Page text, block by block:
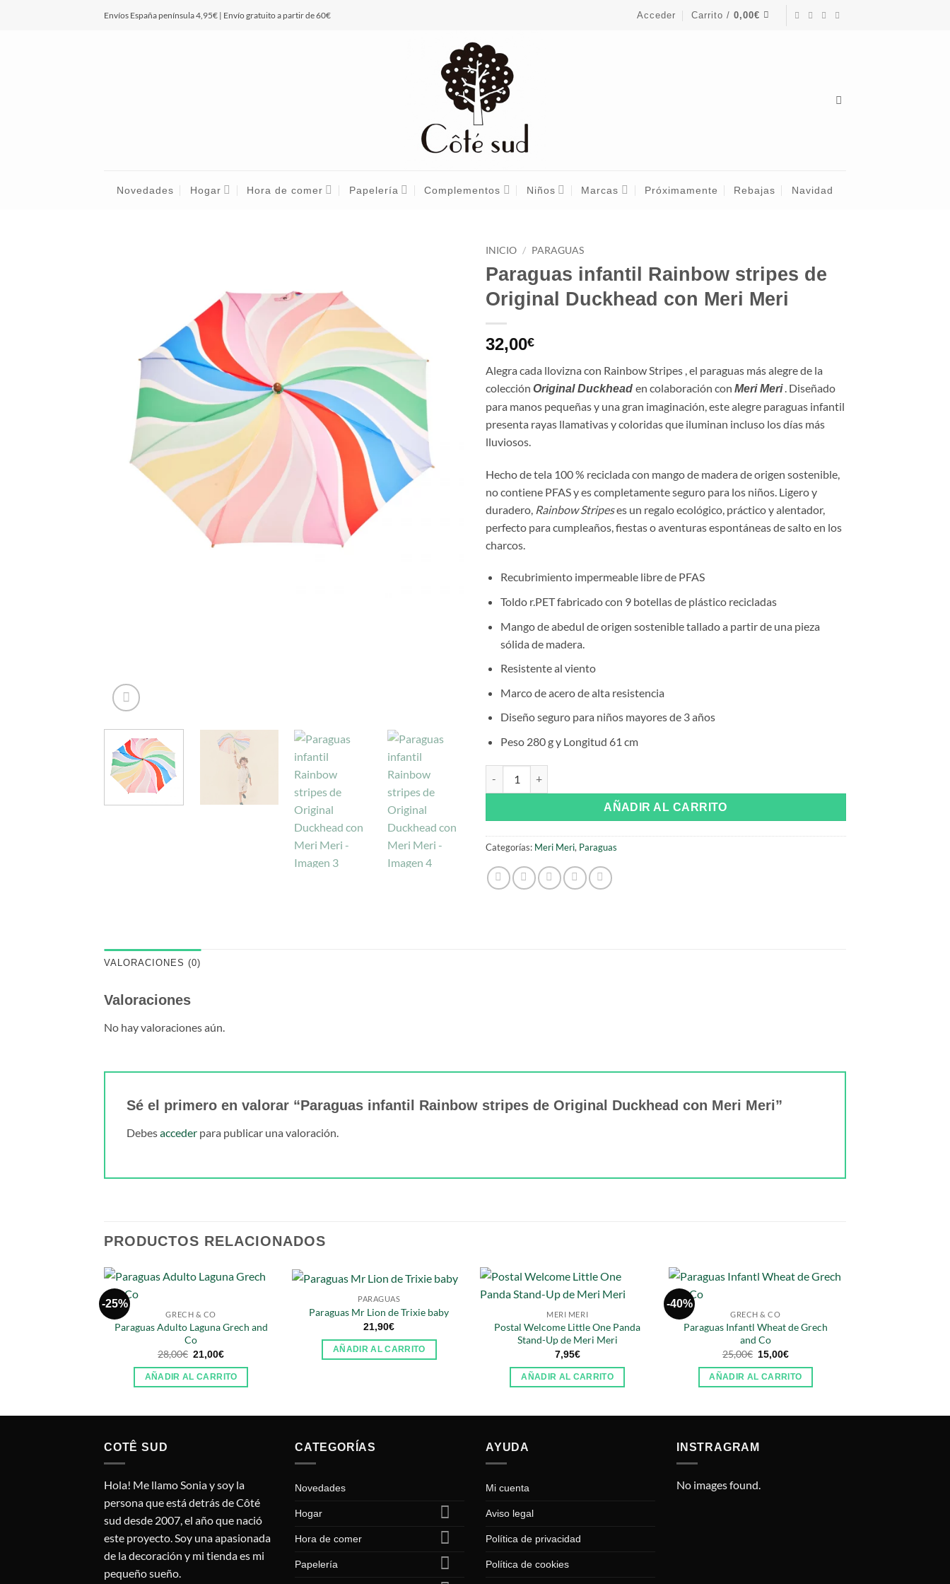
Envíos España península 4,95€ | Envío gratuito a partir de 60€ Acceder Carrito /0,00€
Novedades Hogar Hora de comer Papelería Complementos Niños Marcas Próximamente Rebajas Navidad
INICIO / PARAGUAS
Paraguas infantil Rainbow stripes de
Original Duckhead con Meri Meri
32,00€
Alegra cada llovizna con Rainbow Stripes , el paraguas más alegre de la
colección Original Duckhead en colaboración con Meri Meri. Diseñado
para manos pequeñas y una gran imaginación, este alegre paraguas infantil
presenta rayas llamativas y coloridas que iluminan incluso los días más
lluviosos.
Hecho de tela 100 % reciclada con mango de madera de origen sostenible,
no contiene PFAS y es completamente seguro para los niños. Ligero y
duradero, Rainbow Stripeses un regalo ecológico, práctico y alentador,
perfecto para cumpleaños, fiestas o aventuras espontáneas de salto en los
charcos.
Recubrimiento impermeable libre de PFAS
Toldo r.PET fabricado con 9 botellas de plástico recicladas
Mango de abedul de origen sostenible tallado a partir de una pieza
sólida de madera.
Resistente al viento
Marco de acero de alta resistencia
Diseño seguro para niños mayores de 3 años
Peso 280 g y Longitud 61 cm
AÑADIR AL CARRITO
Categorías: Meri Meri, Paraguas
VALORACIONES (0)
Valoraciones
No hay valoraciones aún.
Sé el primero en valorar “Paraguas infantil Rainbow stripes de Original Duckhead con Meri Meri”
Debesacceder para publicar una valoración.
PRODUCTOS RELACIONADOS
-25%
GRECH & CO
Paraguas Adulto Laguna Grech and
Co
28,00€ El
precio
original
era:
21,00€El
actual
es:
AÑADIR AL CARRITO
PARAGUAS
Paraguas Mr Lion de Trixie baby
21,90€
AÑADIR AL CARRITO
MERI MERI
Postal Welcome Little One Panda
Stand-Up de Meri Meri
7,95€
AÑADIR AL CARRITO
-40%
GRECH & CO
Paraguas Infantl Wheat de Grech
and Co
25,00€ El
precio
original
era:
15,00€El
actual
es:
AÑADIR AL CARRITO
COTÊ SUD
Hola! Me llamo Sonia y soy la
persona que está detrás de Côté
sud desde 2007, el año que nació
este proyecto. Soy una apasionada
de la decoración y mi tienda es mi
pequeño sueño.
CATEGORÍAS
Novedades
Hogar
Hora de comer
Papelería
AYUDA
Mi cuenta
Aviso legal
Política de privacidad
Política de cookies
INSTRAGRAM
No images found.